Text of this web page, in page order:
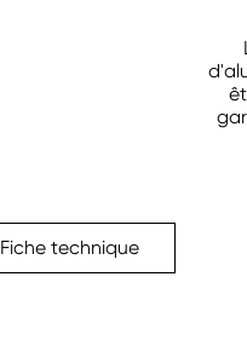
Fiche technique